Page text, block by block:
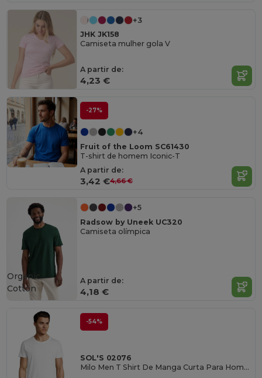
+3
JHK JK158
Camiseta mulher gola V
A partir de:
4,23 €
-27%
+4
Fruit of the Loom SC61430
T-shirt de homem Iconic-T
A partir de:
3,42 €4,66 €
+5
Radsow by Uneek UC320
Camiseta olímpica
A partir de:
4,18 €
Organic
Cotton
-54%
SOL'S 02076
Milo Men T Shirt De Manga Curta Para Homem